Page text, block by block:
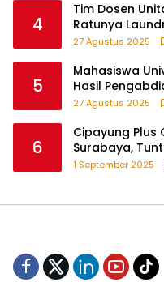
4
Tim Dosen
Ratunya
Berbasis
27 Agustus 2025
5
Mahasiswa
Hasil
Krejengan,
27 Agustus 2025
6
Cipayung Plus
Surabaya,
Pengemudi Ojek Online dan Tindakan Represif
1 September 2025